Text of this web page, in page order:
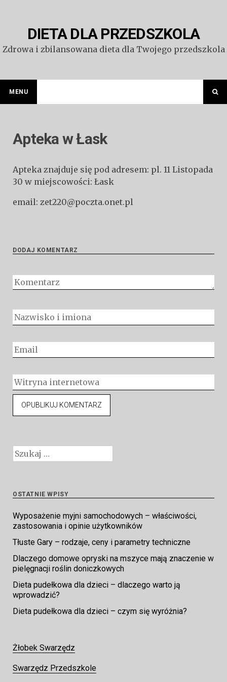
DIETA DLA PRZEDSZKOLA
Zdrowa i zbilansowana dieta dla Twojego przedszkola
MENU
Apteka w Łask
Apteka znajduje się pod adresem: pl. 11 Listopada
30 w miejscowości: Łask
email: zet220@poczta.onet.pl
DODAJ KOMENTARZ
Szukaj:
OSTATNIE WPISY
Wyposażenie myjni samochodowych – właściwości,
zastosowania i opinie użytkowników
Tłuste Gary – rodzaje, ceny i parametry techniczne
Dlaczego domowe opryski na mszyce mają znaczenie w
pielęgnacji roślin doniczkowych
Dieta pudełkowa dla dzieci – dlaczego warto ją
wprowadzić?
Dieta pudełkowa dla dzieci – czym się wyróżnia?
Żłobek Swarzędz
Swarzędz Przedszkole